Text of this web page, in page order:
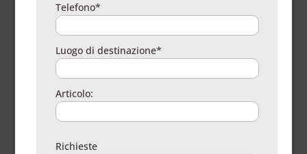
Telefono*
Luogo di destinazione*
Articolo:
Richieste